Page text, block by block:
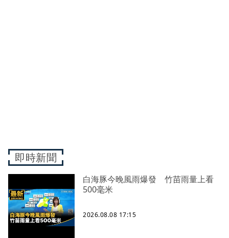
即時新聞
白海豚今晚風雨爆發 竹苗雨量上看
500毫米
2026.08.08 17:15